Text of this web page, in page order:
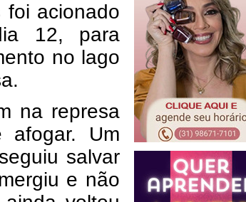
foi acionado
12, para
no lago
na represa
afogar. Um
salvar
e não